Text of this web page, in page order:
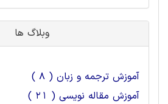
وبلاگ ها
آموزش ترجمه و زبان ( 8 )
آموزش مقاله نویسی ( 21 )